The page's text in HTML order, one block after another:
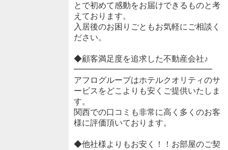
とで初めて感動をお届けできるものと考
えております。
入居後のお困りごともお気軽にご相談く
ださい。
◆顧客満足度を追求した不動産会社♪
━━━━━━━━━━━━━━━━━
アフログループはホテルクオリティのサ
ービスをどこよりも安くご提供いたしま
す。
関西での口コミも非常に高く多くのお客
様に評価頂いております。
◆他社様よりもお安く！！お部屋のご契